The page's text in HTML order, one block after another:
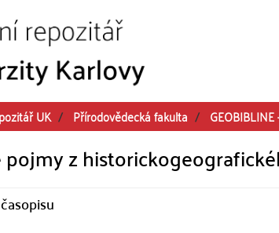
UK Přírodovědecká fakulta
z